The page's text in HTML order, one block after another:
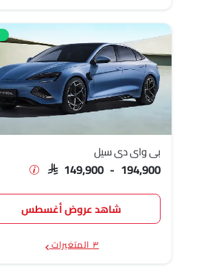
زيكر 1
بي واي دي سيل
SAR 149,900 - 194,900
شاهد عروض أغسطس
٣ المتغيرات